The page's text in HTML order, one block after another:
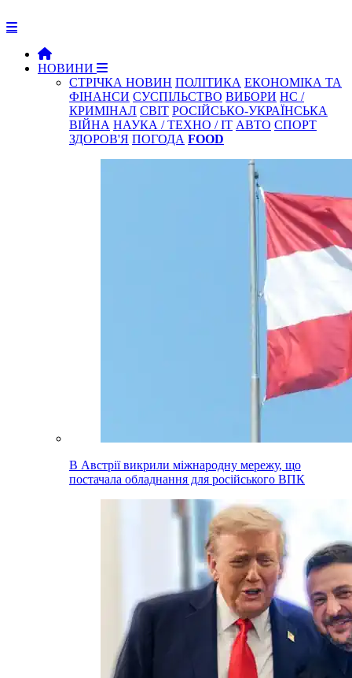
НОВИНИ
СТРІЧКА НОВИН ПОЛІТИКА ЕКОНОМІКА ТА
ФІНАНСИ СУСПІЛЬСТВО ВИБОРИ НС /
КРИМІНАЛ СВІТ РОСІЙСЬКО-УКРАЇНСЬКА
ВІЙНА НАУКА / ТЕХНО / IT АВТО СПОРТ
ЗДОРОВ'Я ПОГОДА FOOD
В Австрії викрили міжнародну мережу, що
постачала обладнання для російського ВПК